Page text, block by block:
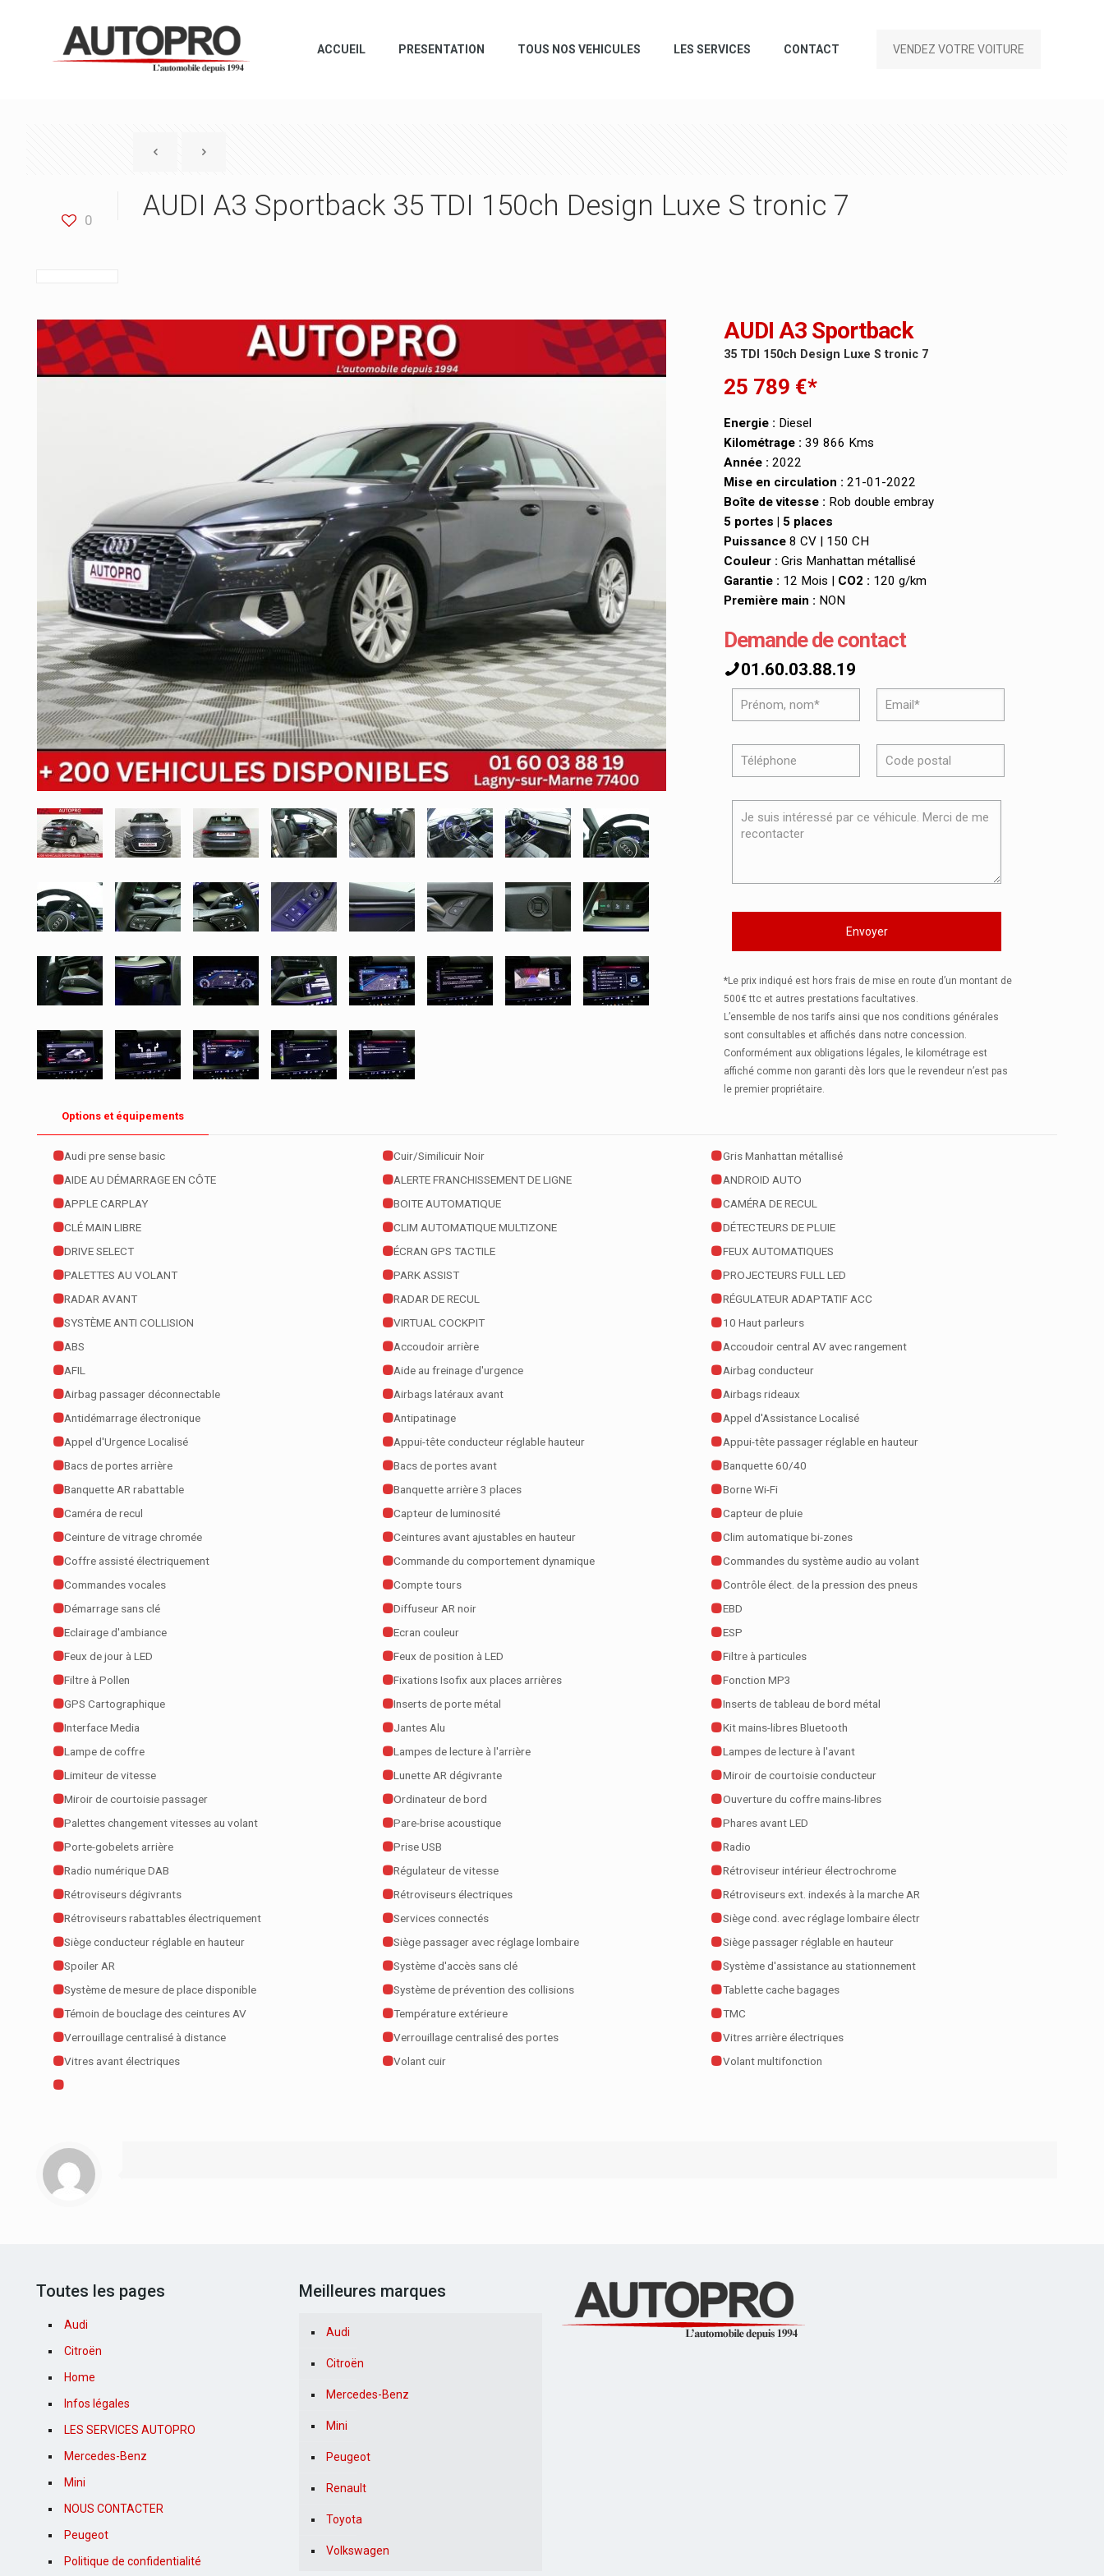
ACCUEIL PRESENTATION TOUS NOS VEHICULES LES SERVICES CONTACT VENDEZ VOTRE VOITURE
0 AUDI A3 Sportback 35 TDI 150ch Design Luxe S tronic 7
AUDI A3 Sportback
35 TDI 150ch Design Luxe S tronic 7
25 789 €*
Energie : Diesel
Kilométrage : 39 866 Kms
Année : 2022
Mise en circulation : 21-01-2022
Boîte de vitesse : Rob double embray
5 portes | 5 places
Puissance8 CV | 150 CH
Couleur : Gris Manhattan métallisé
Garantie : 12 Mois | CO2 : 120 g/km
Première main : NON
Demande de contact
01.60.03.88.19
*Le prix indiqué est hors frais de mise en route d’un montant de
500€ ttc et autres prestations facultatives.
L’ensemble de nos tarifs ainsi que nos conditions générales
sont consultables et affichés dans notre concession.
Conformément aux obligations légales, le kilométrage est
affiché comme non garanti dès lors que le revendeur n’est pas
le premier propriétaire.
Options et équipements
Audi pre sense basic Cuir/Similicuir Noir
Gris Manhattan métallisé
AIDE AU DÉMARRAGE EN CÔTE
ALERTE FRANCHISSEMENT DE LIGNE
ANDROID AUTO
APPLE CARPLAY
BOITE AUTOMATIQUE
CAMÉRA DE RECUL
CLÉ MAIN LIBRE
CLIM AUTOMATIQUE MULTIZONE
DÉTECTEURS DE PLUIE
DRIVE SELECT
ÉCRAN GPS TACTILE
FEUX AUTOMATIQUES
PALETTES AU VOLANT
PARK ASSIST
PROJECTEURS FULL LED
RADAR AVANT
RADAR DE RECUL
RÉGULATEUR ADAPTATIF ACC
SYSTÈME ANTI COLLISION
VIRTUAL COCKPIT
10 Haut parleurs
ABS
Accoudoir arrière
Accoudoir central AV avec rangement
AFIL
Aide au freinage d'urgence
Airbag conducteur
Airbag passager déconnectable
Airbags latéraux avant
Airbags rideaux
Antidémarrage électronique
Antipatinage
Appel d'Assistance Localisé
Appel d'Urgence Localisé
Appui-tête conducteur réglable hauteur
Appui-tête passager réglable en hauteur
Bacs de portes arrière
Bacs de portes avant
Banquette 60/40
Banquette AR rabattable
Banquette arrière 3 places
Borne Wi-Fi
Caméra de recul
Capteur de luminosité
Capteur de pluie
Ceinture de vitrage chromée
Ceintures avant ajustables en hauteur
Clim automatique bi-zones
Coffre assisté électriquement
Commande du comportement dynamique
Commandes du système audio au volant
Commandes vocales
Compte tours
Contrôle élect. de la pression des pneus
Démarrage sans clé
Diffuseur AR noir
EBD
Eclairage d'ambiance
Ecran couleur
ESP
Feux de jour à LED
Feux de position à LED
Filtre à particules
Filtre à Pollen
Fixations Isofix aux places arrières
Fonction MP3
GPS Cartographique
Inserts de porte métal
Inserts de tableau de bord métal
Interface Media
Jantes Alu
Kit mains-libres Bluetooth
Lampe de coffre
Lampes de lecture à l'arrière
Lampes de lecture à l'avant
Limiteur de vitesse
Lunette AR dégivrante
Miroir de courtoisie conducteur
Miroir de courtoisie passager
Ordinateur de bord
Ouverture du coffre mains-libres
Palettes changement vitesses au volant
Pare-brise acoustique
Phares avant LED
Porte-gobelets arrière
Prise USB
Radio
Radio numérique DAB
Régulateur de vitesse
Rétroviseur intérieur électrochrome
Rétroviseurs dégivrants
Rétroviseurs électriques
Rétroviseurs ext. indexés à la marche AR
Rétroviseurs rabattables électriquement
Services connectés
Siège cond. avec réglage lombaire électr
Siège conducteur réglable en hauteur
Siège passager avec réglage lombaire
Siège passager réglable en hauteur
Spoiler AR
Système d'accès sans clé
Système d'assistance au stationnement
Système de mesure de place disponible
Système de prévention des collisions
Tablette cache bagages
Témoin de bouclage des ceintures AV
Température extérieure
TMC
Verrouillage centralisé à distance
Verrouillage centralisé des portes
Vitres arrière électriques
Vitres avant électriques
Volant cuir Volant multifonction
Toutes les pages
Audi
Citroën
Home
Infos légales
LES SERVICES AUTOPRO
Mercedes-Benz
Mini
NOUS CONTACTER
Peugeot
Politique de confidentialité
Meilleures marques
Audi
Citroën
Mercedes-Benz
Mini
Peugeot
Renault
Toyota
Volkswagen